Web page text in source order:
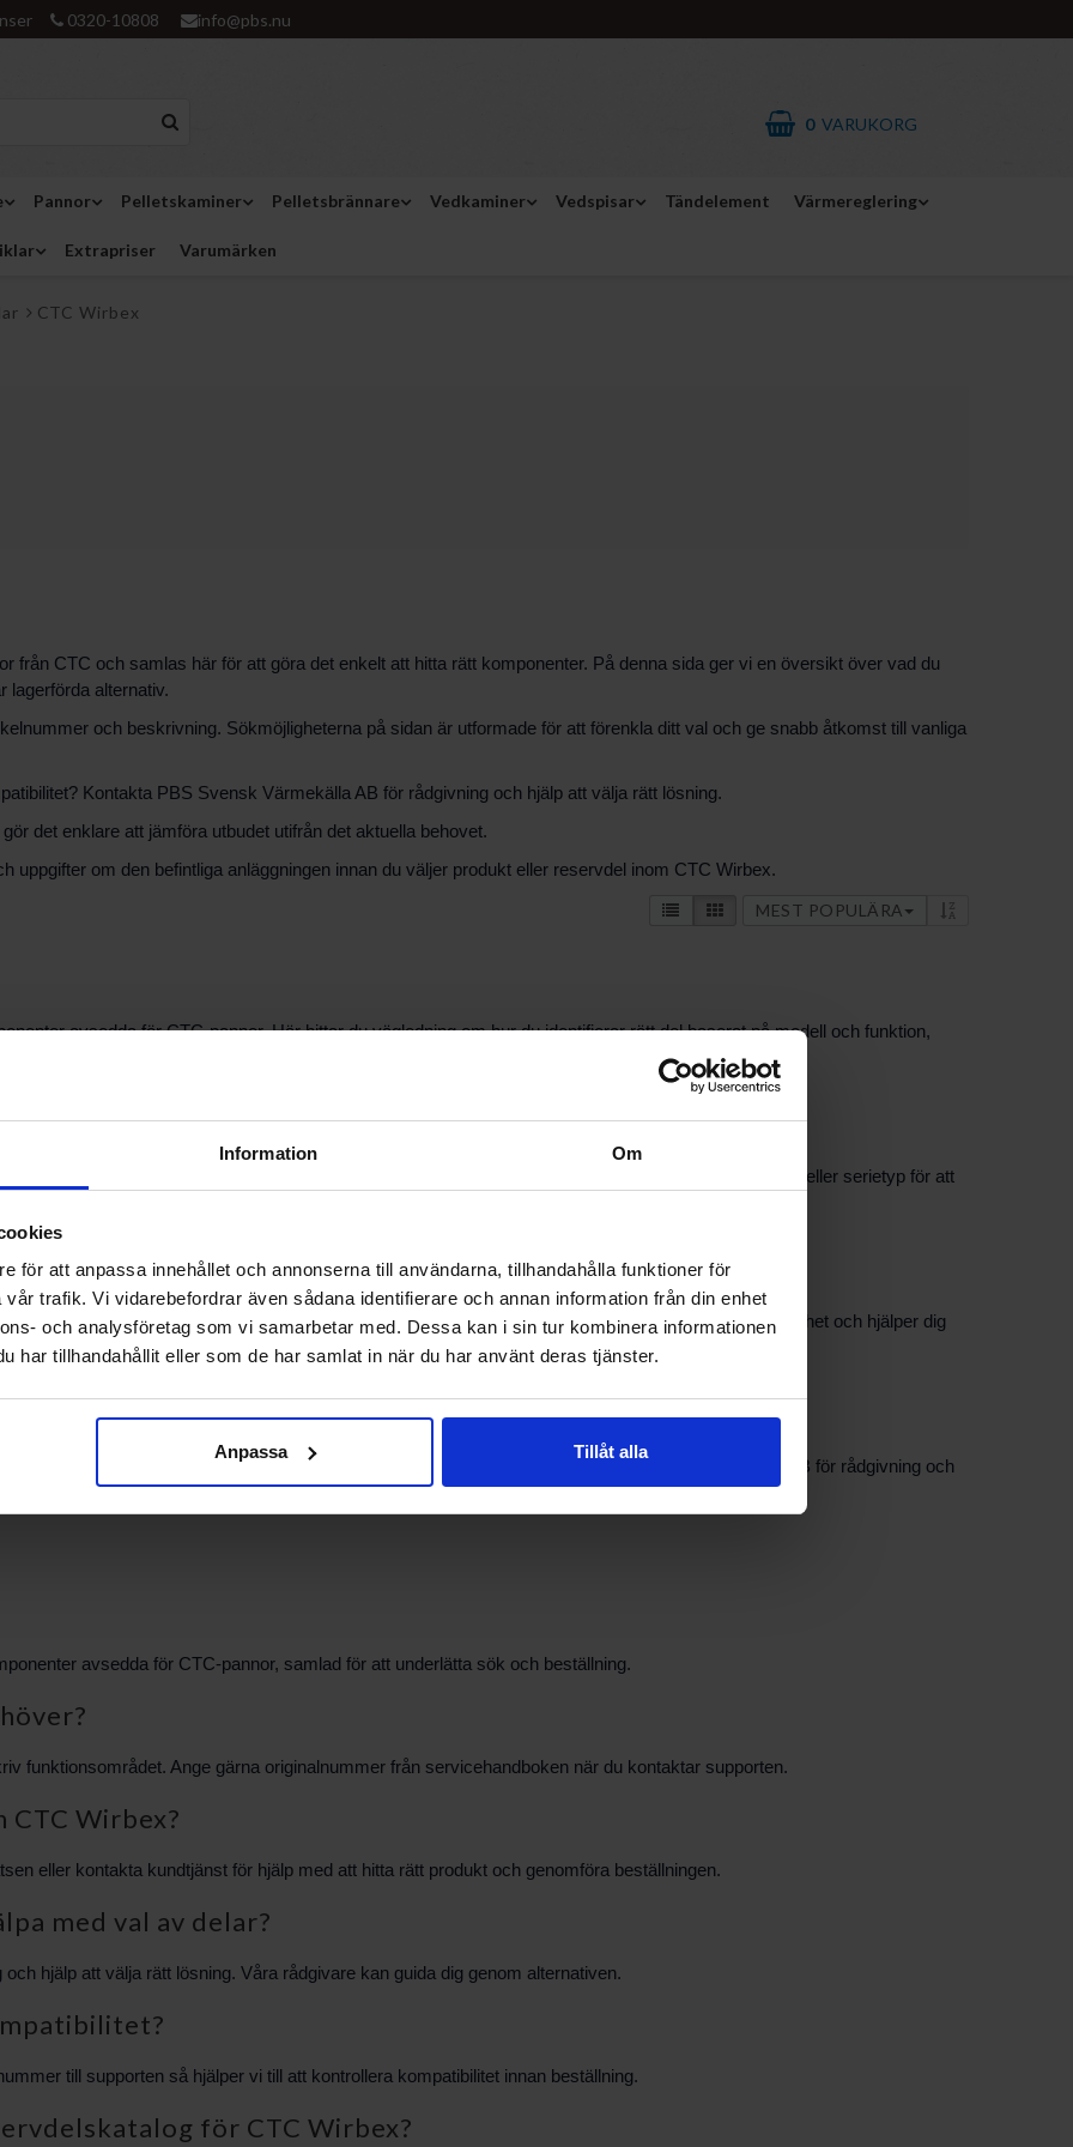
Information Om
för att anpassa innehållet och annonserna till användarna, tillhandahålla funktioner för
trafik. Vi vidarebefordrar även sådana identifierare och annan information från din enhet
och analysföretag som vi samarbetar med. Dessa kan i sin tur kombinera informationen
har tillhandahållit eller som de har samlat in när du har använt deras tjänster.
Anpassa Tillåt alla
0320-10808 info@pbs.nu
0 VARUKORG
Pannor Pelletskaminer Pelletsbrännare Vedkaminer Vedspisar Tändelement Värmereglering
Extrapriser Varumärken
CTC Wirbex
från CTC och samlas här för att göra det enkelt att hitta rätt komponenter. På denna sida ger vi en översikt över vad du
lagerförda alternativ.
och beskrivning. Sökmöjligheterna på sidan är utformade för att förenkla ditt val och ge snabb åtkomst till vanliga
Kontakta PBS Svensk Värmekälla AB för rådgivning och hjälp att välja rätt lösning.
det enklare att jämföra utbudet utifrån det aktuella behovet.
uppgifter om den befintliga anläggningen innan du väljer produkt eller reservdel inom CTC Wirbex.
MEST POPULÄRA
avsedda för CTC-pannor. Här hittar du vägledning om hur du identifierar rätt del baserat på modell och funktion,
komponenter och elektriska moduler. Beskriv tydligt vilken del du söker och gärna pannans modell eller serietyp för att
eller fabriksbeteckningar om de finns tillgängliga.
ange artikelnummer eller en tydlig beskrivning. Kontakt med vår kundtjänst underlättar vid osäkerhet och hjälper dig
att du jämför delar mot dokumentation eller servicehandbok om möjligt.
eller behöver hjälp att tolka en artikeltext, finns support att få. Kontakta PBS Svensk Värmekälla AB för rådgivning och
uppgifter och guida dig vidare i beställningsprocessen.
avsedda för CTC-pannor, samlad för att underlätta sök och beställning.
funktionsområdet. Ange gärna originalnummer från servicehandboken när du kontaktar supporten.
Wirbex?
eller kontakta kundtjänst för hjälp med att hitta rätt produkt och genomföra beställningen.
med val av delar?
hjälp att välja rätt lösning. Våra rådgivare kan guida dig genom alternativen.
till supporten så hjälper vi till att kontrollera kompatibilitet innan beställning.
för CTC Wirbex?